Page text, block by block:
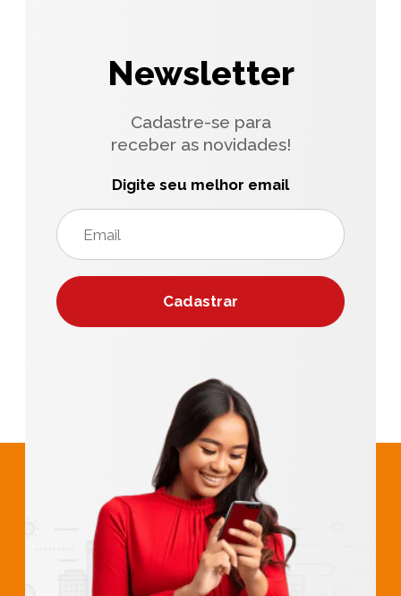
Newsletter
Cadastre-se para
receber as novidades!
Digite seu melhor email